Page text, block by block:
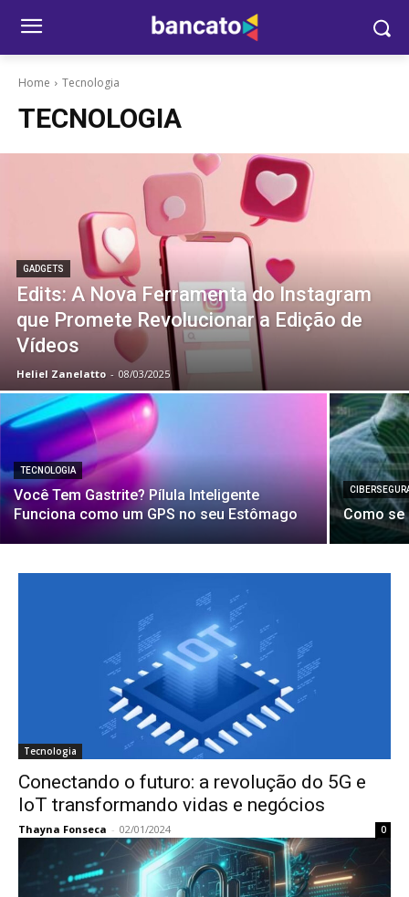
Home Tecnologia
TECNOLOGIA
GADGETS
Edits: A Nova Ferramenta do Instagram
que Promete Revolucionar a Edição de
Vídeos
Heliel Zanelatto - 08/03/2025
TECNOLOGIA
Você Tem Gastrite? Pílula Inteligente
Funciona como um GPS no seu Estômago
Como se
Tecnologia
Conectando o futuro: a revolução do 5G e
IoT transformando vidas e negócios
Thayna Fonseca - 02/01/2024 0